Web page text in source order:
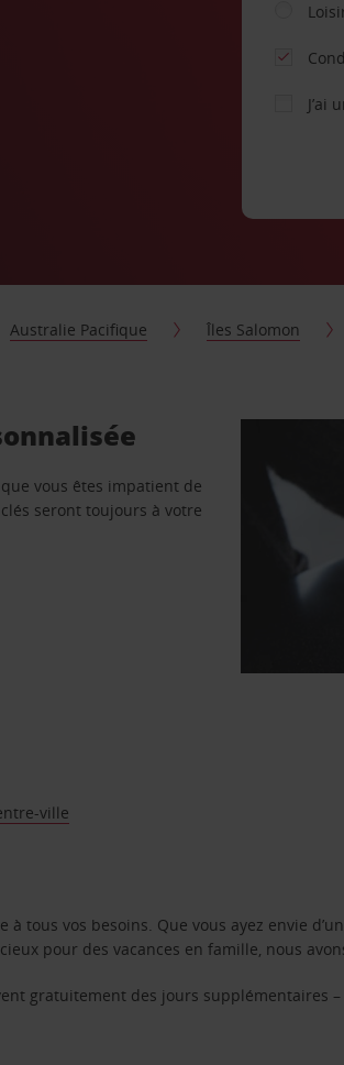
J’ai
Australie Pacifique Îles Salomon
vous êtes impatient de
seront toujours à votre
ville
à tous vos besoins. Que vous ayez envie
pour des vacances en famille, nous
gratuitement des jours supplémentaires